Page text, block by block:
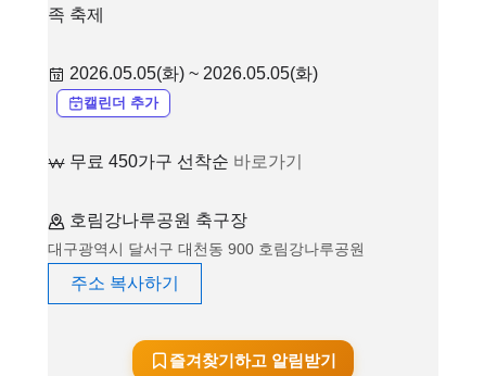
족 축제
2026.05.05(화) ~ 2026.05.05(화)
캘린더 추가
무료 450가구 선착순 바로가기
호림강나루공원 축구장
대구광역시 달서구 대천동 900 호림강나루공원
주소 복사하기
즐겨찾기하고 알림받기